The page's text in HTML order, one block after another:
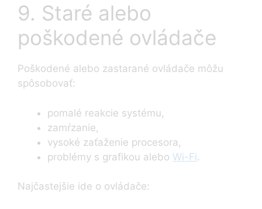
9. Staré alebo
poškodené ovládače
Poškodené alebo zastarané ovládače môžu
spôsobovať:
pomalé reakcie systému,
zamŕzanie,
vysoké zaťaženie procesora,
problémy s grafikou alebo Wi-Fi.
Najčastejšie ide o ovládače: